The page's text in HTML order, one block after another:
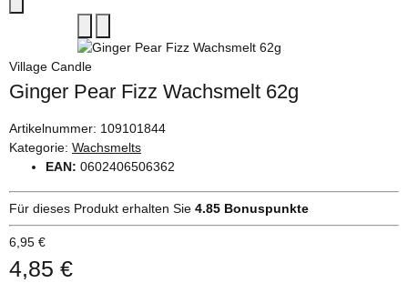
Village Candle
Ginger Pear Fizz Wachsmelt 62g
Artikelnummer: 109101844
Kategorie: Wachsmelts
EAN: 0602406506362
Für dieses Produkt erhalten Sie 4.85 Bonuspunkte
6,95 €
4,85 €